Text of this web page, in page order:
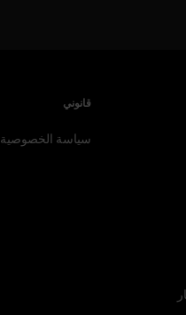
قانوني
سياسة الخصوصية